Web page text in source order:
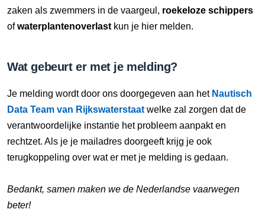
zaken als zwemmers in de vaargeul, roekeloze schippers
ofwaterplantenoverlast kun je hier melden.
Wat gebeurt er met je melding?
Je melding wordt door ons doorgegeven aan het Nautisch
Data Team van Rijkswaterstaat welke zal zorgen dat de
verantwoordelijke instantie het probleem aanpakt en
rechtzet. Als je je mailadres doorgeeft krijg je ook
terugkoppeling over wat er met je melding is gedaan.
Bedankt, samen maken we de Nederlandse vaarwegen
beter!